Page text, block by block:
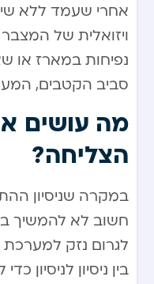
אחרי שעמד ללא
ויזואלית של
נפיחות במארז או
סביב הקטבים,
מה עושים
הצליחה?
במקרה שניסיון
חשוב לא להמשיך
בין ניסיון